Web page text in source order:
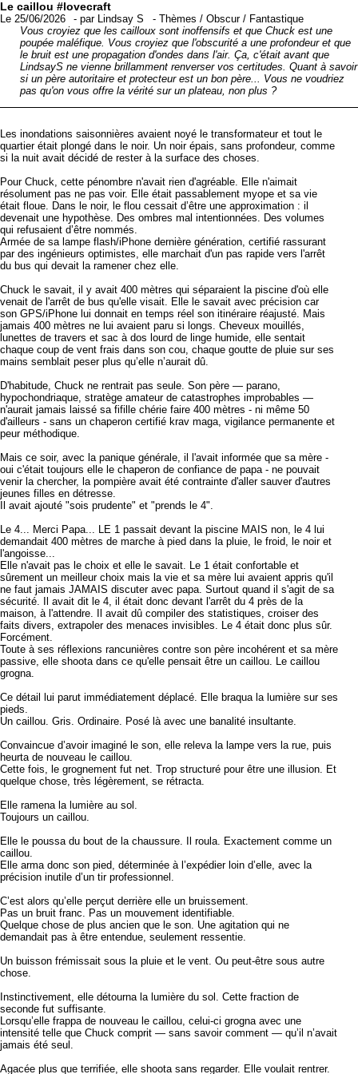
Le caillou #lovecraft
Le 25/06/2026 -par Lindsay S - Thèmes / Obscur/ Fantastique
Vous croyiez que les cailloux sont inoffensifs et que Chuck est une
poupée maléfique. Vous croyiez que l'obscurité a une profondeur et que
le bruit est une propagation d'ondes dans l'air. Ça, c'était avant que
LindsayS ne vienne brillamment renverser vos certitudes. Quant à savoir
si un père autoritaire et protecteur est un bon père... Vous ne voudriez
pas qu'on vous offre la vérité sur un plateau, non plus ?
Les inondations saisonnières avaient noyé le transformateur et tout le
quartier était plongé dans le noir. Un noir épais, sans profondeur, comme
si la nuit avait décidé de rester à la surface des choses.
Pour Chuck, cette pénombre n'avait rien d'agréable. Elle n'aimait
résolument pas ne pas voir. Elle était passablement myope et sa vie
était floue. Dans le noir, le flou cessait d’être une approximation : il
devenait une hypothèse. Des ombres mal intentionnées. Des volumes
qui refusaient d’être nommés.
Armée de sa lampe flash/iPhone dernière génération, certifié rassurant
par des ingénieurs optimistes, elle marchait d'un pas rapide vers l'arrêt
du bus qui devait la ramener chez elle.
Chuck le savait, il y avait 400 mètres qui séparaient la piscine d'où elle
venait de l'arrêt de bus qu'elle visait. Elle le savait avec précision car
son GPS/iPhone lui donnait en temps réel son itinéraire réajusté. Mais
jamais 400 mètres ne lui avaient paru si longs. Cheveux mouillés,
lunettes de travers et sac à dos lourd de linge humide, elle sentait
chaque coup de vent frais dans son cou, chaque goutte de pluie sur ses
mains semblait peser plus qu’elle n’aurait dû.
D'habitude, Chuck ne rentrait pas seule. Son père — parano,
hypochondriaque, stratège amateur de catastrophes improbables —
n'aurait jamais laissé sa fifille chérie faire 400 mètres - ni même 50
d'ailleurs - sans un chaperon certifié krav maga, vigilance permanente et
peur méthodique.
Mais ce soir, avec la panique générale, il l'avait informée que sa mère -
oui c'était toujours elle le chaperon de confiance de papa - ne pouvait
venir la chercher, la pompière avait été contrainte d'aller sauver d'autres
jeunes filles en détresse.
Il avait ajouté "sois prudente" et "prends le 4".
Le 4... Merci Papa... LE 1 passait devant la piscine MAIS non, le 4 lui
demandait 400 mètres de marche à pied dans la pluie, le froid, le noir et
l'angoisse...
Elle n'avait pas le choix et elle le savait. Le 1 était confortable et
sûrement un meilleur choix mais la vie et sa mère lui avaient appris qu'il
ne faut jamais JAMAIS discuter avec papa. Surtout quand il s'agit de sa
sécurité. Il avait dit le 4, il était donc devant l'arrêt du 4 près de la
maison, à l'attendre. Il avait dû compiler des statistiques, croiser des
faits divers, extrapoler des menaces invisibles. Le 4 était donc plus sûr.
Forcément.
Toute à ses réflexions rancunières contre son père incohérent et sa mère
passive, elle shoota dans ce qu'elle pensait être un caillou. Le caillou
grogna.
Ce détail lui parut immédiatement déplacé. Elle braqua la lumière sur ses
pieds.
Un caillou. Gris. Ordinaire. Posé là avec une banalité insultante.
Convaincue d’avoir imaginé le son, elle releva la lampe vers la rue, puis
heurta de nouveau le caillou.
Cette fois, le grognement fut net. Trop structuré pour être une illusion. Et
quelque chose, très légèrement, se rétracta.
Elle ramena la lumière au sol.
Toujours un caillou.
Elle le poussa du bout de la chaussure. Il roula. Exactement comme un
caillou.
Elle arma donc son pied, déterminée à l’expédier loin d’elle, avec la
précision inutile d’un tir professionnel.
C’est alors qu’elle perçut derrière elle un bruissement.
Pas un bruit franc. Pas un mouvement identifiable.
Quelque chose de plus ancien que le son. Une agitation qui ne
demandait pas à être entendue, seulement ressentie.
Un buisson frémissait sous la pluie et le vent. Ou peut-être sous autre
chose.
Instinctivement, elle détourna la lumière du sol. Cette fraction de
seconde fut suffisante.
Lorsqu’elle frappa de nouveau le caillou, celui-ci grogna avec une
intensité telle que Chuck comprit — sans savoir comment — qu’il n’avait
jamais été seul.
Agacée plus que terrifiée, elle shoota sans regarder. Elle voulait rentrer.